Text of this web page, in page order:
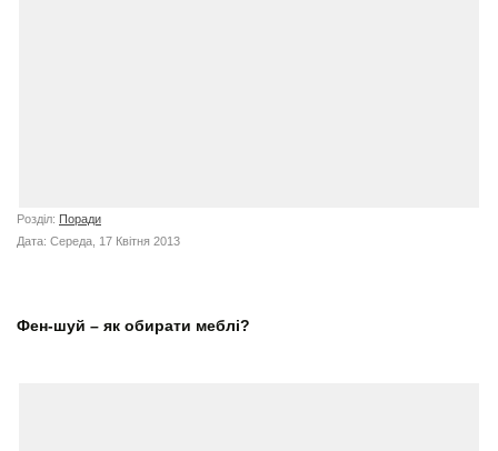
Розділ: Поради
Дата: Середа, 17 Квітня 2013
Фен-шуй – як обирати меблі?